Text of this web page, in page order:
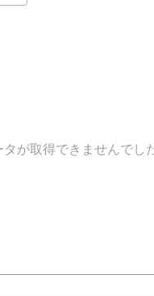
タが取得できませんでし